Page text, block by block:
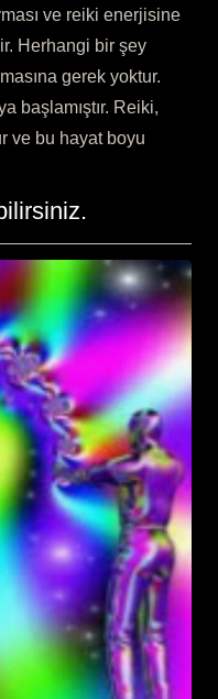
ve reiki enerjisine
Herhangi bir şey
gerek yoktur.
başlamıştır. Reiki,
ve bu hayat boyu